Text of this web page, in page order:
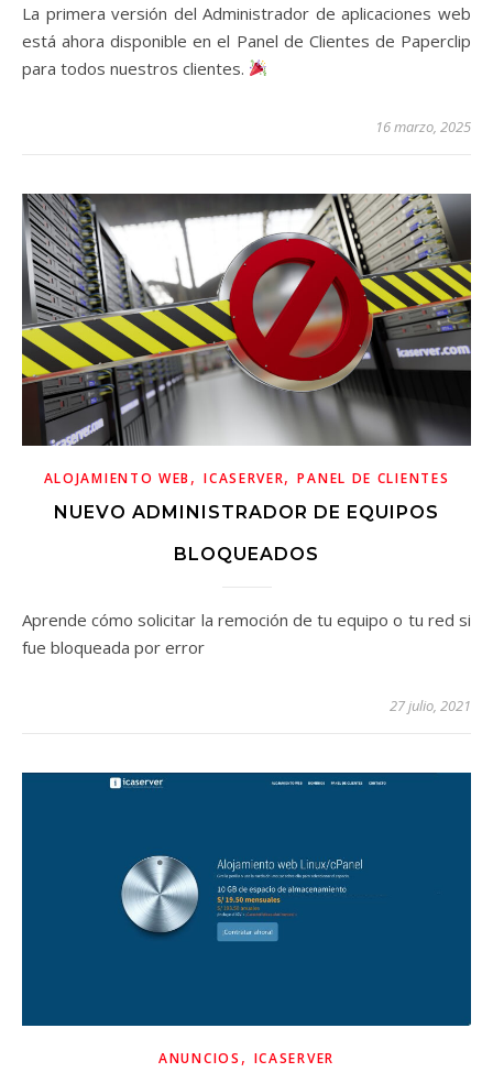
La primera versión del Administrador de aplicaciones web
está ahora disponible en el Panel de Clientes de Paperclip
para todos nuestros clientes.
16 marzo, 2025
ALOJAMIENTO WEB ,ICASERVER,PANEL DE CLIENTES
NUEVO ADMINISTRADOR DE EQUIPOS
BLOQUEADOS
Aprende cómo solicitar la remoción de tu equipo o tu red si
fue bloqueada por error
27 julio, 2021
ANUNCIOS , ICASERVER